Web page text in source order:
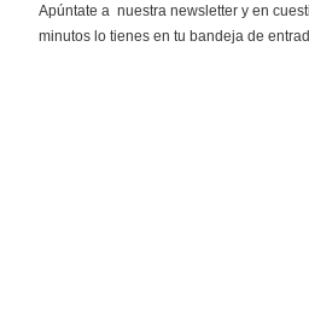
Apúntate a nuestra newsletter y en
minutos lo tienes en tu bandeja de entrada